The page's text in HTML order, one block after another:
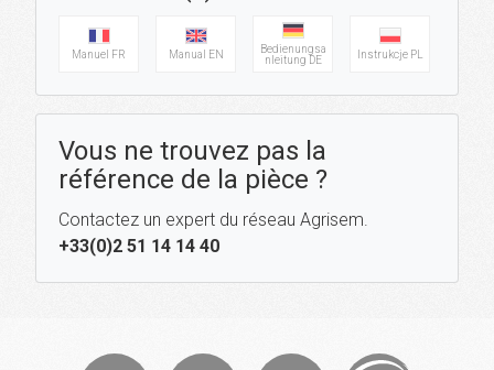
Manuel FR Manual EN
Bedienungsa
nleitung DE
Instrukcje PL
Vous ne trouvez pas la
référence de la pièce ?
Contactez un expert du réseau Agrisem.
+33(0)2 51 14 14 40